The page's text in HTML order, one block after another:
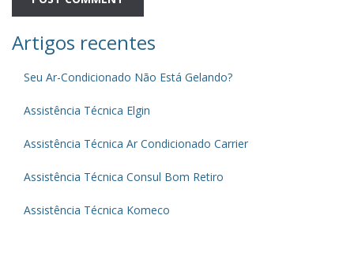
Artigos recentes
Seu Ar-Condicionado Não Está Gelando?
Assistência Técnica Elgin
Assistência Técnica Ar Condicionado Carrier
Assistência Técnica Consul Bom Retiro
Assistência Técnica Komeco